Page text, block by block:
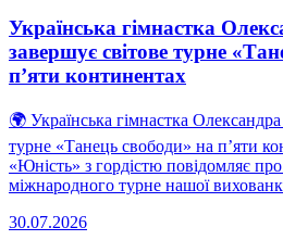
Українська гімнастка
завершує світове турне
п’яти континентах
🌍 Українська гімнастка
турне «Танець свободи» на п’яти
«Юність» з гордістю повідомляє
міжнародного турне нашої
30.07.2026